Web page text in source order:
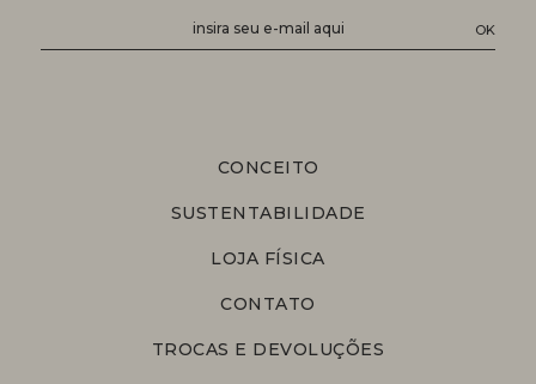
CONCEITO
SUSTENTABILIDADE
LOJA FÍSICA
CONTATO
TROCAS E DEVOLUÇÕES